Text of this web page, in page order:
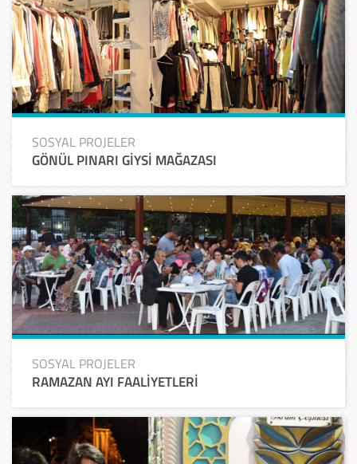
SOSYAL PROJELER
GÖNÜL PINARI GİYSİ MAĞAZASI
SOSYAL PROJELER
RAMAZAN AYI FAALİYETLERİ